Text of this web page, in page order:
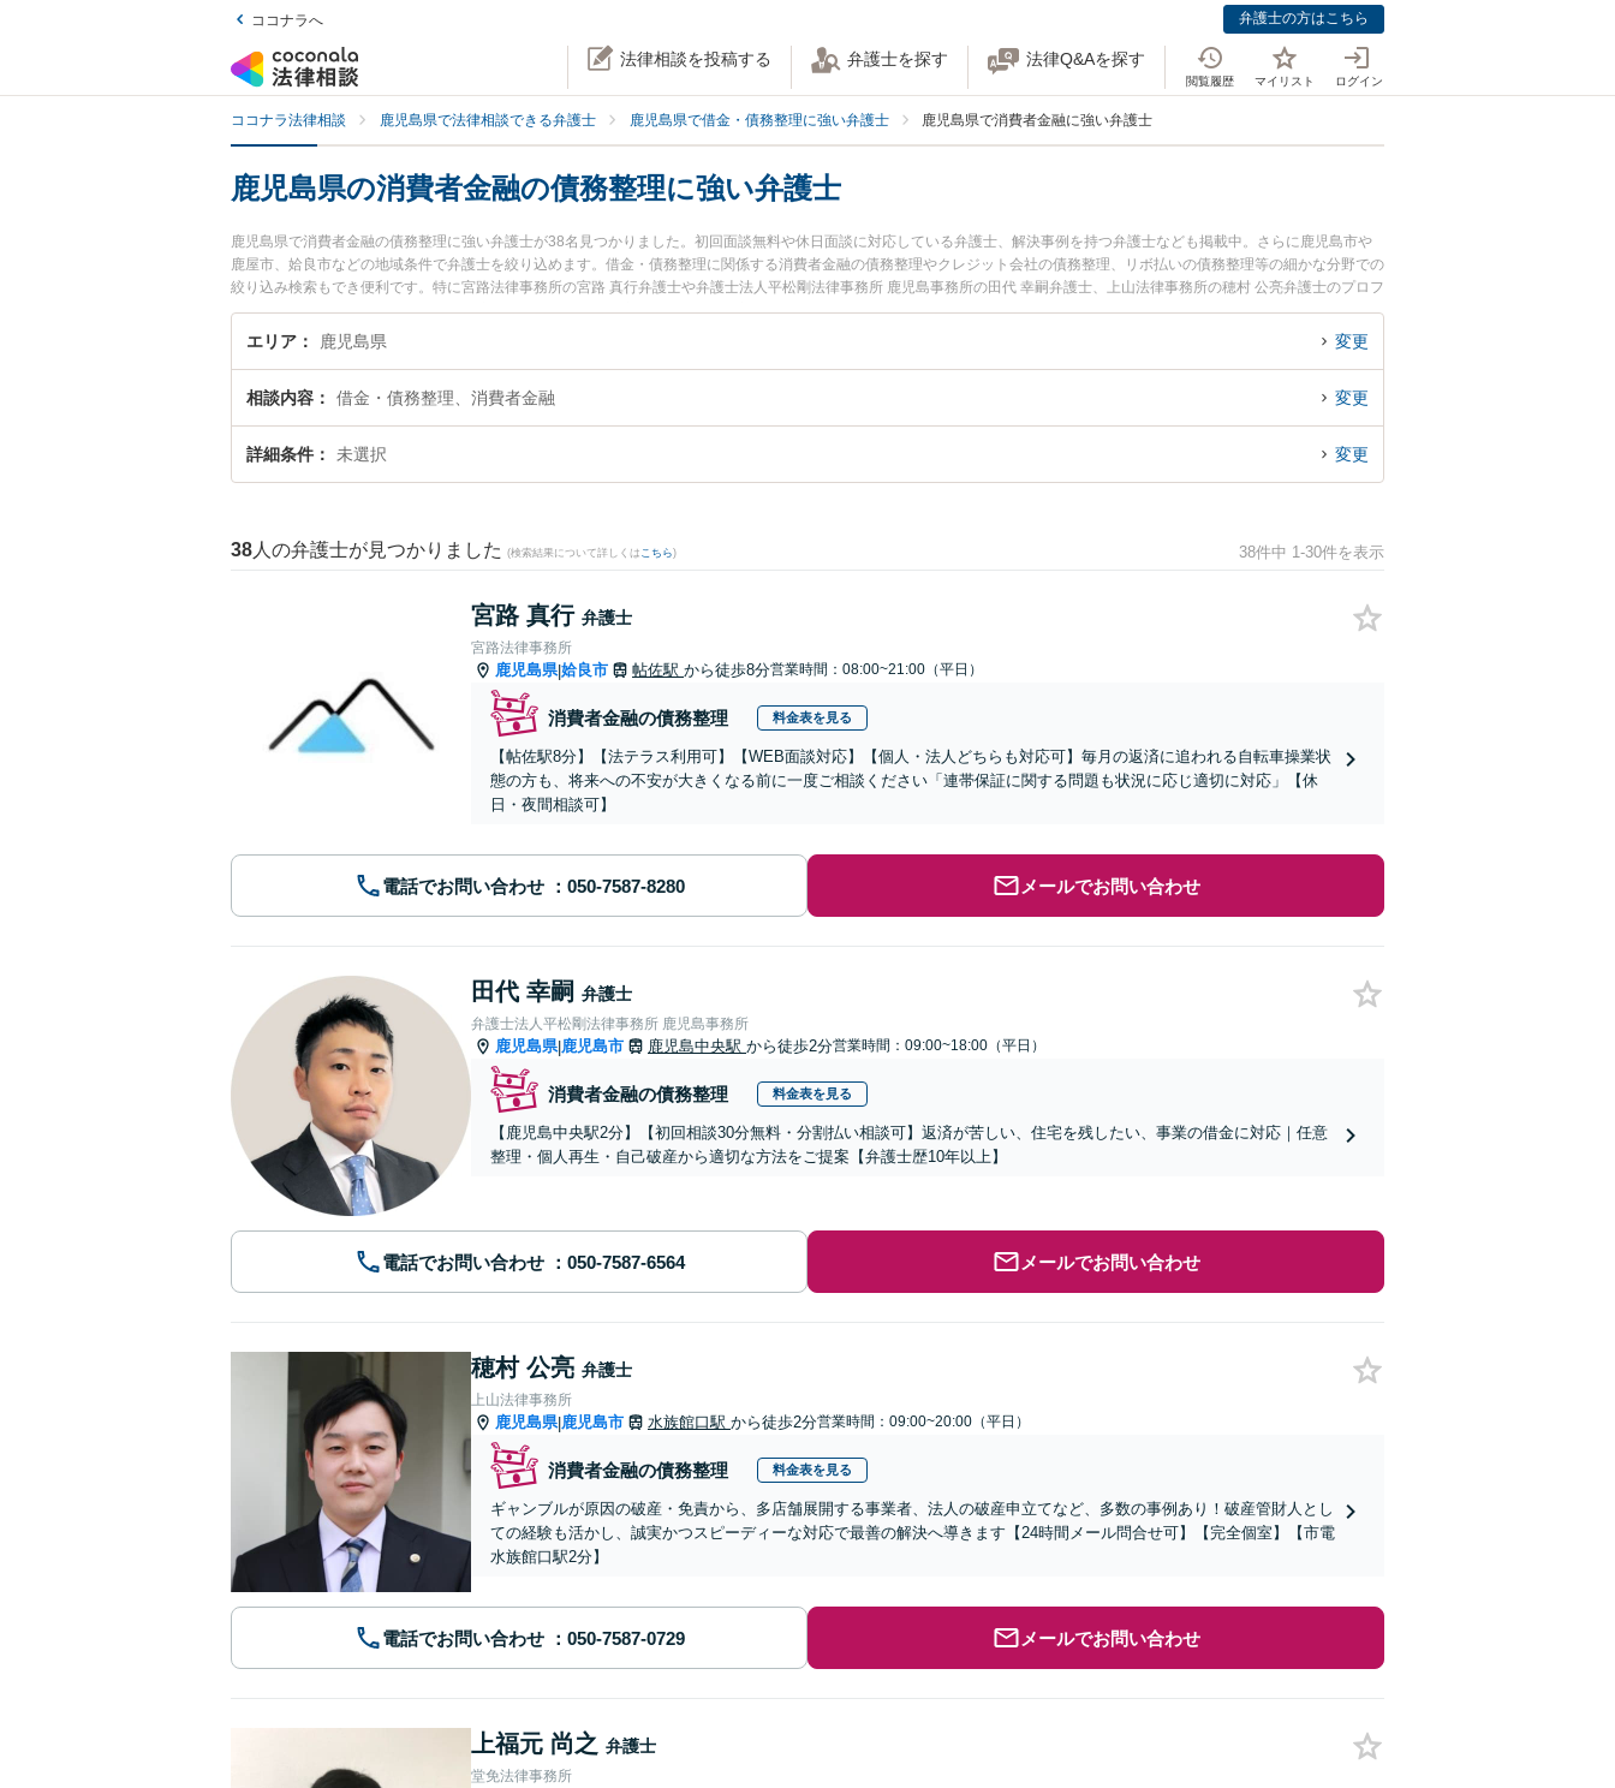
ココナラへ 弁護士の方はこちら
法律相談を投稿する 弁護士を探す 法律Q&Aを探す
閲覧履歴 マイリスト ログイン
ココナラ法律相談 鹿児島県で法律相談できる弁護士 鹿児島県で借金・債務整理に強い弁護士 鹿児島県で消費者金融に強い弁護士
鹿児島県の消費者金融の債務整理に強い弁護士
鹿児島県で消費者金融の債務整理に強い弁護士が38名見つかりました。初回面談無料や休日面談に対応している弁護士、解決事例を持つ弁護士なども掲載中。さらに鹿児島市や
鹿屋市、姶良市などの地域条件で弁護士を絞り込めます。借金・債務整理に関係する消費者金融の債務整理やクレジット会社の債務整理、リボ払いの債務整理等の細かな分野での
絞り込み検索もでき便利です。特に宮路法律事務所の宮路 真行弁護士や弁護士法人平松剛法律事務所 鹿児島事務所の田代 幸嗣弁護士、上山法律事務所の穂村 公亮弁護士のプロフ
ィール情報や弁護士費用、強みなどが注目されています。『鹿児島県で土日や夜間に発生した消費者金融の債務整理のトラブルを今すぐに弁護士に相談したい』『消費者金融の債
務整理のトラブル解決の実績豊富な近くの弁護士を検索したい』『初回相談無料で消費者金融の債務整理を法律相談できる鹿児島県内の弁護士に相談予約したい』などでお困りの
エリア 鹿児島県 変更
相談内容 借金・債務整理、消費者金融 変更
詳細条件 未選択 変更
38 人の弁護士が見つかりました (検索結果について詳しくは こちら) 38件中 1-30件を表示
宮路 真行 弁護士
宮路法律事務所
鹿児島県|姶良市 帖佐駅 から徒歩8分営業時間：08:00~21:00（平日）
消費者金融の債務整理 料金表を見る
【帖佐駅8分】【法テラス利用可】【WEB面談対応】【個人・法人どちらも対応可】毎月の返済に追われる自転車操業状
態の方も、将来への不安が大きくなる前に一度ご相談ください「連帯保証に関する問題も状況に応じ適切に対応」【休
日・夜間相談可】
電話でお問い合わせ メールでお問い合わせ
田代 幸嗣 弁護士
弁護士法人平松剛法律事務所 鹿児島事務所
鹿児島県|鹿児島市 鹿児島中央駅 から徒歩2分営業時間：09:00~18:00（平日）
消費者金融の債務整理 料金表を見る
【鹿児島中央駅2分】【初回相談30分無料・分割払い相談可】返済が苦しい、住宅を残したい、事業の借金に対応｜任意
整理・個人再生・自己破産から適切な方法をご提案【弁護士歴10年以上】
電話でお問い合わせ メールでお問い合わせ
穂村 公亮 弁護士
上山法律事務所
鹿児島県|鹿児島市 水族館口駅 から徒歩2分営業時間：09:00~20:00（平日）
消費者金融の債務整理 料金表を見る
ギャンブルが原因の破産・免責から、多店舗展開する事業者、法人の破産申立てなど、多数の事例あり！破産管財人とし
ての経験も活かし、誠実かつスピーディーな対応で最善の解決へ導きます【24時間メール問合せ可】【完全個室】【市電
水族館口駅2分】
電話でお問い合わせ メールでお問い合わせ
上福元 尚之 弁護士
堂免法律事務所